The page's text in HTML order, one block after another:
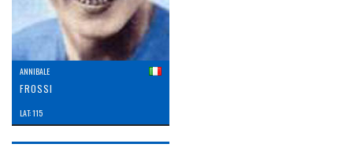
ANNIBALE
FROSSI
LAT: 115